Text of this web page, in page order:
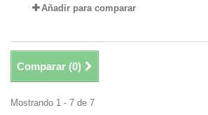
Añadir para comparar
Comparar (0)
Mostrando 1 - 7 de 7